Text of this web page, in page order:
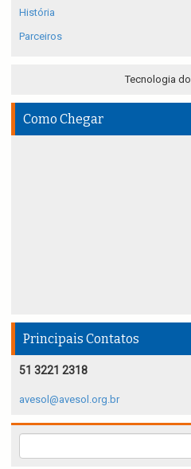
História
Parceiros
Tecnologia do
Como Chegar
Principais Contatos
51 3221 2318
avesol@avesol.org.br